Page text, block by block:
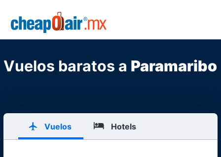
Skip to main content
Vuelos baratos a Paramaribo
Vuelos Hotels